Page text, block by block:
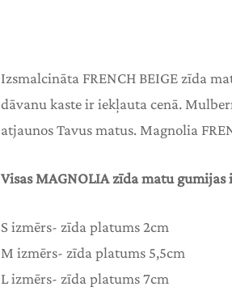
Izsmalcināta FRENCH BEIGE zīda
dāvanu kaste ir iekļauta cenā.
atjaunos Tavus matus. Magnolia
Visas MAGNOLIA zīda matu gumijas
S izmērs- zīda platums 2cm
M izmērs- zīda platums 5,5cm
L izmērs- zīda platums 7cm